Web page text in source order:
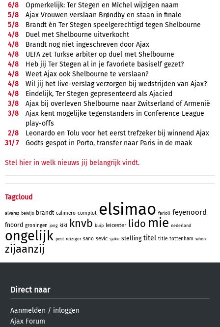
6/8
Opmerkelijk: Ter Stegen en Míchel wijzigen naam
5/8
Ajax Vrouwen verslaan Brøndby en staan in finale
5/8
Brandt én Ter Stegen speelgerechtigd tegen Shelbourne
4/8
Duel met Shelbourne uitverkocht
4/8
Brandt nog niet ingeschreven door Ajax
4/8
UEFA zet Turkse arbiter op duel met Shelbourne
4/8
Heb jij Ter Stegen al in je favoriete basiself gezet?
4/8
Weet Ajax ook Shelbourne te verslaan?
4/8
Wil jij het live-verslag verzorgen bij wedstrijden van Ajax?
4/8
Eindelijk, Ter Stegen gepresenteerd als Ajacied
3/8
Ajax bij overleven Shelbourne naar Zwitserland of Armenië
3/8
Ajax kent mogelijke tegenstanders in Conference League
play-offs
2/8
Leonardo en Tolu voor het eerst trefzeker bij winnend Ajax
31/7 Godts gespot in Porto, transfer naar Paris in de maak
Stel hier in welk nieuws jij belangrijk vindt.
Tagcloud
alvarez bewijs brandt calimero complot elsimao farioli feyenoord
fnoord groningen jong kiki knvb kuip leicester lido mie nederland
ongelijk post reiziger sano sevic sjakie stelling titel title tottenham when
zijaanzij
Direct naar
Aanmelden / inloggen
Ajax Forum